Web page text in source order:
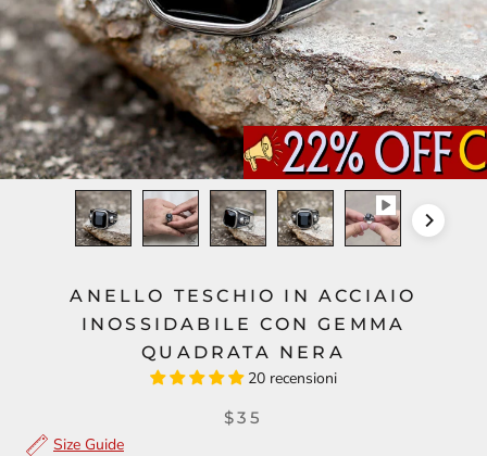
ANELLO TESCHIO IN ACCIAIO
INOSSIDABILE CON GEMMA
QUADRATA NERA
20 recensioni
$35
Size Guide